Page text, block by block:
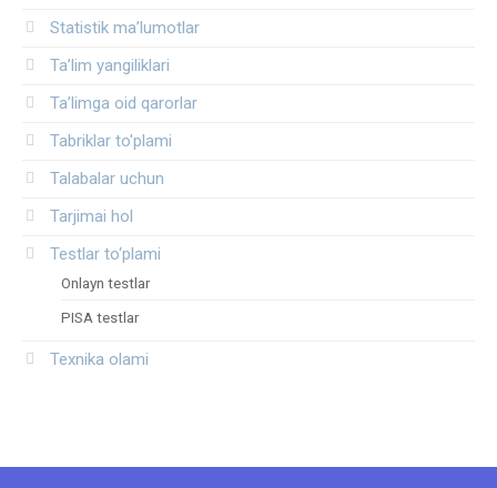
Statistik ma’lumotlar
Ta’lim yangiliklari
Ta’limga oid qarorlar
Tabriklar to'plami
Talabalar uchun
Tarjimai hol
Testlar to‘plami
Onlayn testlar
PISA testlar
Texnika olami